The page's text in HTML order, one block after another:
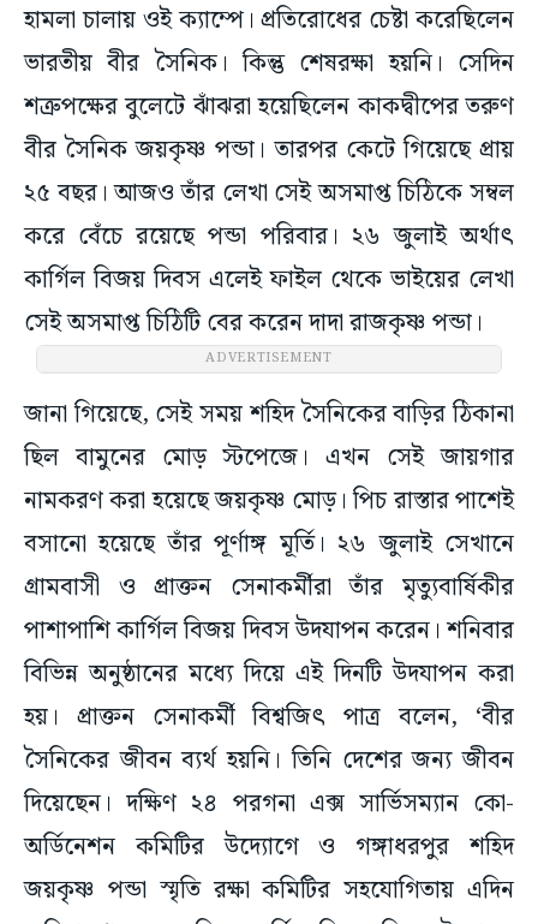
হামলা চালায় ওই ক্যাম্পে। প্রতিরোধের চেষ্টা করেছিলেন
ভারতীয় বীর সৈনিক। কিন্তু শেষরক্ষা হয়নি। সেদিন
শত্রুপক্ষের বুলেটে ঝাঁঝরা হয়েছিলেন কাকদ্বীপের তরুণ
বীর সৈনিক জয়কৃষ্ণ পন্ডা। তারপর কেটে গিয়েছে প্রায়
২৫ বছর। আজও তাঁর লেখা সেই অসমাপ্ত চিঠিকে সম্বল
করে বেঁচে রয়েছে পন্ডা পরিবার। ২৬ জুলাই অর্থাৎ
কার্গিল বিজয় দিবস এলেই ফাইল থেকে ভাইয়ের লেখা
সেই অসমাপ্ত চিঠিটি বের করেন দাদা রাজকৃষ্ণ পন্ডা।
ADVERTISEMENT
জানা গিয়েছে, সেই সময় শহিদ সৈনিকের বাড়ির ঠিকানা
ছিল বামুনের মোড় স্টপেজে। এখন সেই জায়গার
নামকরণ করা হয়েছে জয়কৃষ্ণ মোড়। পিচ রাস্তার পাশেই
বসানো হয়েছে তাঁর পূর্ণাঙ্গ মূর্তি। ২৬ জুলাই সেখানে
গ্রামবাসী ও প্রাক্তন সেনাকর্মীরা তাঁর মৃত্যুবার্ষিকীর
পাশাপাশি কার্গিল বিজয় দিবস উদযাপন করেন। শনিবার
বিভিন্ন অনুষ্ঠানের মধ্যে দিয়ে এই দিনটি উদযাপন করা
হয়। প্রাক্তন সেনাকর্মী বিশ্বজিৎ পাত্র বলেন, ‘বীর
সৈনিকের জীবন ব্যর্থ হয়নি। তিনি দেশের জন্য জীবন
দিয়েছেন। দক্ষিণ ২৪ পরগনা এক্স সার্ভিসম্যান কো-
অর্ডিনেশন কমিটির উদ্যোগে ও গঙ্গাধরপুর শহিদ
জয়কৃষ্ণ পন্ডা স্মৃতি রক্ষা কমিটির সহযোগিতায় এদিন